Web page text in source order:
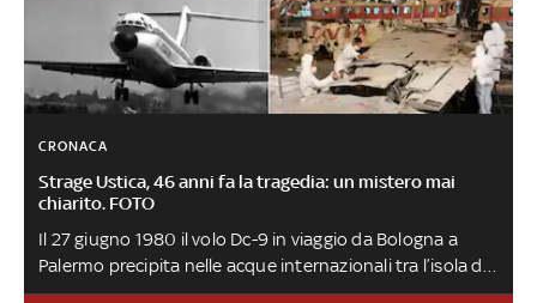
CRONACA
Strage Ustica, 46 anni fa la tragedia: un mistero mai
chiarito. FOTO
Il 27 giugno 1980 il volo Dc-9 in viaggio da Bologna a
Palermo precipita nelle acque internazionali tra l’isola di
Ustica e quella di Ponza. Morirono tutte le persone a